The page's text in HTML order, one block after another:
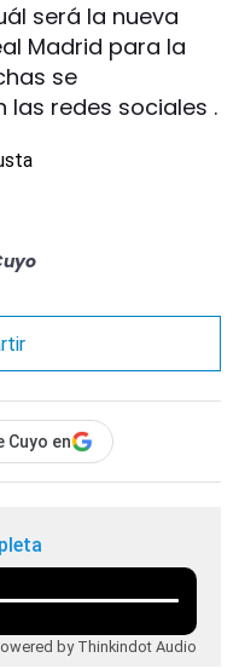
será la nueva
Madrid para la
se
redes sociales .
Cuyo en
by Thinkindot Audio